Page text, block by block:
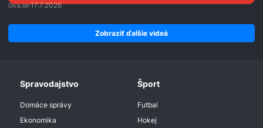
Diva.sk 17.7.2026
Zobraziť ďalšie videá
Spravodajstvo
Domáce správy
Ekonomika
Šport
Futbal
Hokej